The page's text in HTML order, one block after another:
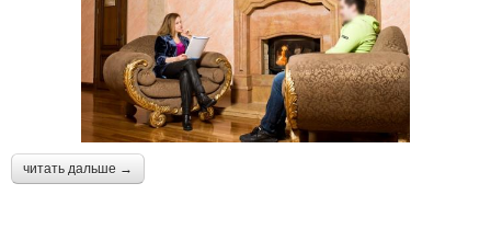
читать дальше →